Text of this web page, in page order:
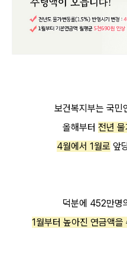
보건복지부는 국민
올해부터 전년
4월에서 1월로 앞
덕분에 452만명
1월부터 높아진 연금액을